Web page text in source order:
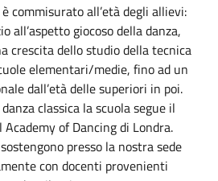
commisurato all’età degli allievi:
all’aspetto giocoso della danza,
crescita dello studio della tecnica
elementari/medie, fino ad un
dall’età delle superiori in poi.
classica la scuola segue il
of Dancing di Londra.
presso la nostra sede
con docenti provenienti